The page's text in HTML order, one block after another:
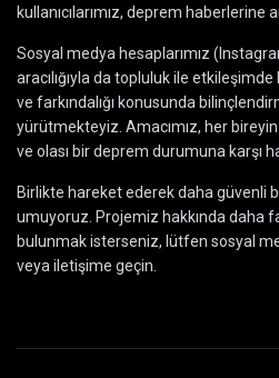
kullanıcılarımız, deprem haberlerine
Sosyal medya hesaplarımız
aracılığıyla da topluluk ile
ve farkındalığı konusunda
yürütmekteyiz. Amacımız, her
ve olası bir deprem durumuna karşı
Birlikte hareket ederek daha güvenli
umuyoruz. Projemiz hakkında daha
bulunmak isterseniz, lütfen sosyal
veya iletişime geçin.